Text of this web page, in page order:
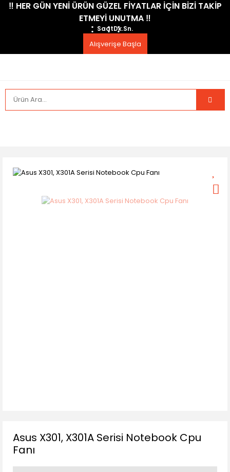
​‼️​ HER GÜN YENİ ÜRÜN GÜZEL FİYATLAR İÇİN BİZİ TAKİP
ETMEYİ UNUTMA ​‼️​
SaatDk.Sn.
Alışverişe Başla
Asus X301, X301A Serisi Notebook Cpu
Fanı